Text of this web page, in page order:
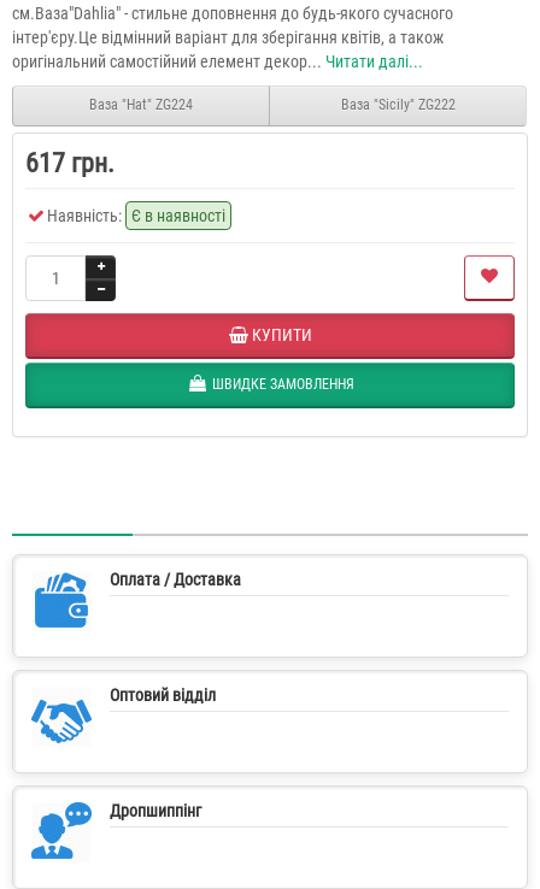
см.Ваза"Dahlia" - стильне доповнення до будь-якого сучасного
інтер'єру.Це відмінний варіант для зберігання квітів, а також
оригінальний самостійний елемент декор... Читати далі...
Ваза "Hat" ZG224 Ваза "Sicily" ZG222
617 грн.
Наявність: Є в наявності
КУПИТИ
ШВИДКЕ ЗАМОВЛЕННЯ
Оплата / Доставка
Оптовий відділ
Дропшиппінг